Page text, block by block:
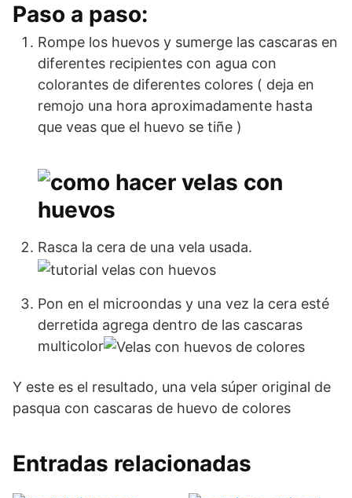
Paso a paso:
Rompe los huevos y sumerge las cascaras en
diferentes recipientes con agua con
colorantes de diferentes colores ( deja en
remojo una hora aproximadamente hasta
que veas que el huevo se tiñe )
Rasca la cera de una vela usada.
Pon en el microondas y una vez la cera esté
derretida agrega dentro de las cascaras
multicolor
Y este es el resultado, una vela súper original de
pasqua con cascaras de huevo de colores
Entradas relacionadas